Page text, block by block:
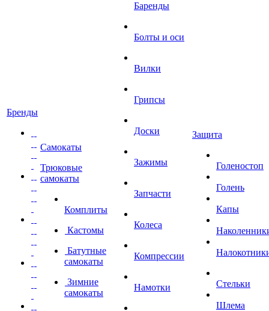
Бренды
Самокаты
Трюковые
самокаты
Комплиты
Кастомы
Батутные
самокаты
Зимние
самокаты
Баренды
Болты и оси
Вилки
Грипсы
Доски
Зажимы
Запчасти
Колеса
Компрессии
Намотки
Защита
Голеностоп
Голень
Капы
Стельки
Шлема